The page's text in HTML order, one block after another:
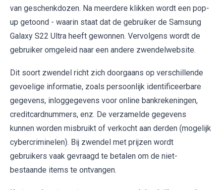
van geschenkdozen. Na meerdere klikken wordt een pop-
up getoond - waarin staat dat de gebruiker de Samsung
Galaxy S22 Ultra heeft gewonnen. Vervolgens wordt de
gebruiker omgeleid naar een andere zwendelwebsite.
Dit soort zwendel richt zich doorgaans op verschillende
gevoelige informatie, zoals persoonlijk identificeerbare
gegevens, inloggegevens voor online bankrekeningen,
creditcardnummers, enz. De verzamelde gegevens
kunnen worden misbruikt of verkocht aan derden (mogelijk
cybercriminelen). Bij zwendel met prijzen wordt
gebruikers vaak gevraagd te betalen om de niet-
bestaande items te ontvangen.